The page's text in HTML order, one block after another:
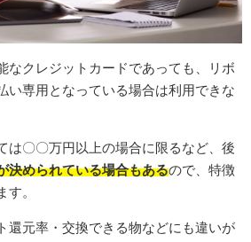
なクレジットカードであっても、リボ
い専用となっている場合は利用できな
は〇〇万円以上の場合に限るなど、後
決められている場合もあるので、特徴
す。
還元率・交換できる物などにも違いが